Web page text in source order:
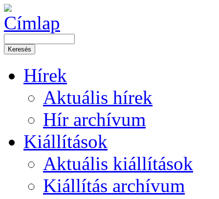
Hírek
Aktuális hírek
Hír archívum
Kiállítások
Aktuális kiállítások
Kiállítás archívum